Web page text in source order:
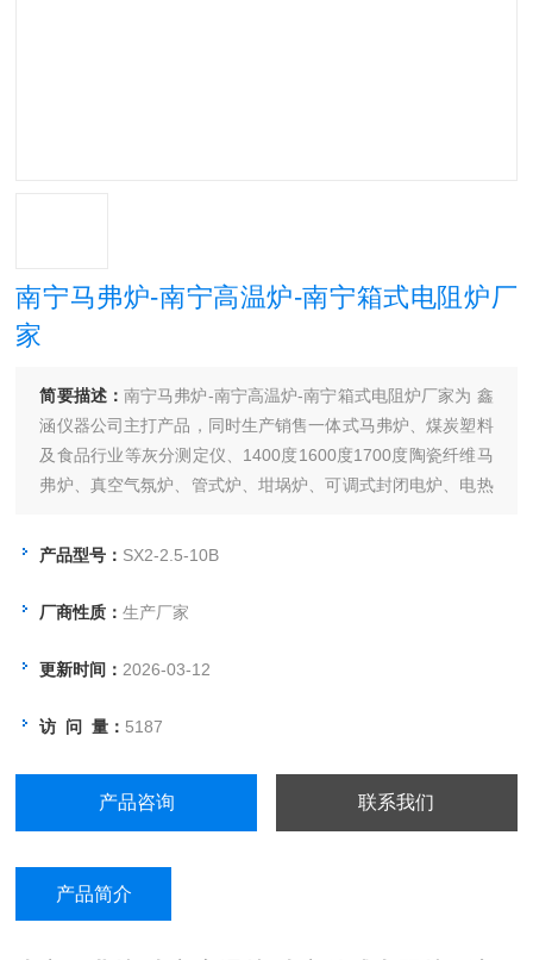
南宁马弗炉-南宁高温炉-南宁箱式电阻炉厂
家
简要描述： 南宁马弗炉-南宁高温炉-南宁箱式电阻炉厂家为 鑫
涵仪器公司主打产品，同时生产销售一体式马弗炉、煤炭塑料
及食品行业等灰分测定仪、1400度1600度1700度陶瓷纤维马
弗炉、真空气氛炉、管式炉、坩埚炉、可调式封闭电炉、电热
燥箱、真空干燥箱、500度高温鼓风干燥箱、等多种实验室常
产品型号： SX2-2.5-10B
厂商性质：生产厂家
更新时间： 2026-03-12
访 问 量： 5187
产品咨询 联系我们
产品简介